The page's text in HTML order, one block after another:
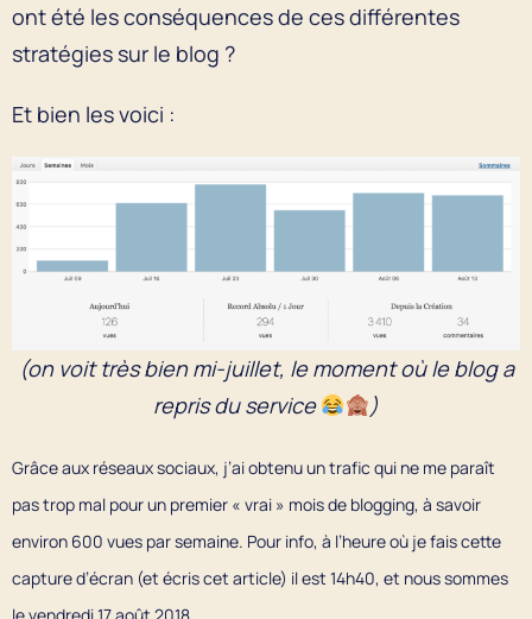
ont été les conséquences de ces différentes
stratégies sur le blog ?
Et bien les voici :
(on voit très bien mi-juillet, le moment où le blog a
repris du service
)
Grâce aux réseaux sociaux, j’ai obtenu un trafic qui ne me paraît
pas trop mal pour un premier « vrai » mois de blogging, à savoir
environ 600 vues par semaine. Pour info, à l’heure où je fais cette
capture d’écran (et écris cet article) il est 14h40, et nous sommes